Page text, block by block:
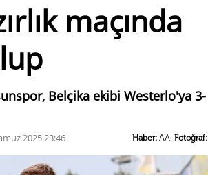
maçında
Belçika ekibi Westerlo'ya 3-
2025 23:46 Haber: AA, Fotoğraf: